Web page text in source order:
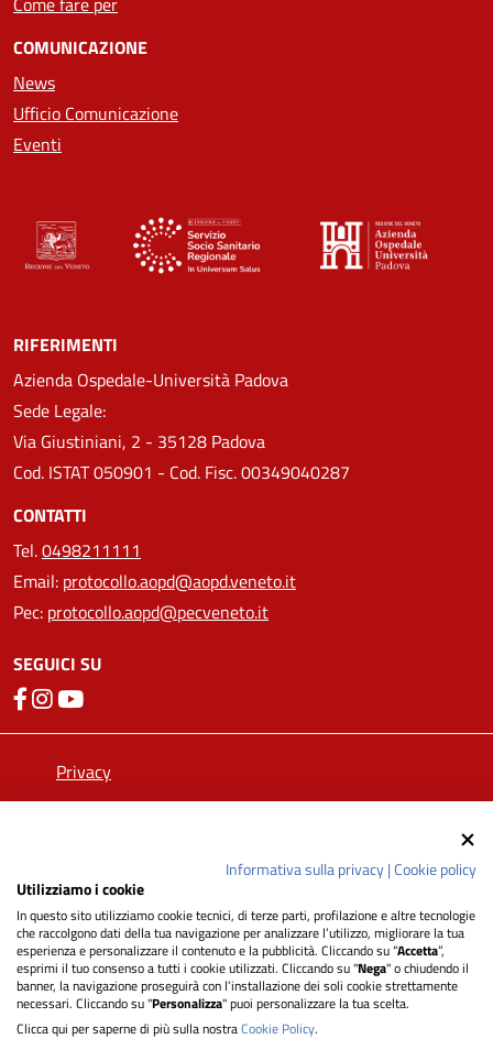
COMUNICAZIONE
News
Ufficio Comunicazione
Eventi
RIFERIMENTI
Azienda Ospedale-Università Padova
Sede Legale:
Via Giustiniani, 2 - 35128 Padova
Cod. ISTAT 050901 - Cod. Fisc. 00349040287
CONTATTI
Tel.0498211111
Email: protocollo.aopd@aopd.veneto.it
Pec: protocollo.aopd@pecveneto.it
SEGUICI SU
Privacy
Note legali
Informativa cookie
Mappa del sito
Informativa sulla privacy|Cookie policy
Utilizziamo i cookie
In questo sito utilizziamo cookie tecnici, di terze parti, profilazione e altre tecnologie
che raccolgono dati della tua navigazione per analizzare l’utilizzo, migliorare la tua
esperienza e personalizzare il contenuto e la pubblicità. Cliccando su “Accetta”,
esprimi il tuo consenso a tutti i cookie utilizzati. Cliccando su "Nega" o chiudendo il
banner, la navigazione proseguirà con l’installazione dei soli cookie strettamente
necessari. Cliccando su "Personalizza" puoi personalizzare la tua scelta.
Clicca qui per saperne di più sulla nostraCookie Policy.